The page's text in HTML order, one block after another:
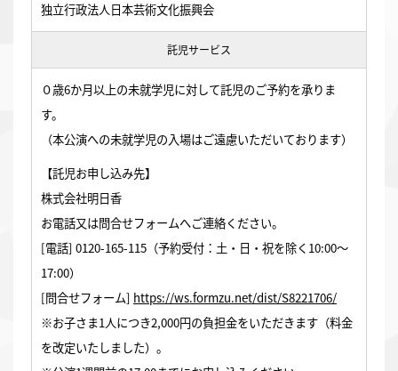
独立行政法人日本芸術文化振興会
託児サービス
０歳6か月以上の未就学児に対して託児のご予約を承りま
す。
（本公演への未就学児の入場はご遠慮いただいております）
【託児お申し込み先】
株式会社明日香
お電話又は問合せフォームへご連絡ください。
[電話] 0120-165-115（予約受付：土・日・祝を除く10:00～
17:00）
[問合せフォーム] https://ws.formzu.net/dist/S8221706/
※お子さま1人につき2,000円の負担金をいただきます（料金
を改定いたしました）。